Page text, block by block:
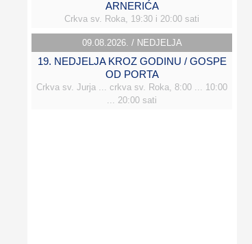
ARNERIĆA
Crkva sv. Roka, 19:30 i 20:00 sati
09.08.2026. / NEDJELJA
19. NEDJELJA KROZ GODINU / GOSPE
OD PORTA
Crkva sv. Jurja ... crkva sv. Roka, 8:00 ... 10:00
... 20:00 sati